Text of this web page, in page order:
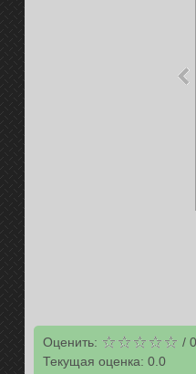
Оценить: / 0
Текущая оценка: 0.0